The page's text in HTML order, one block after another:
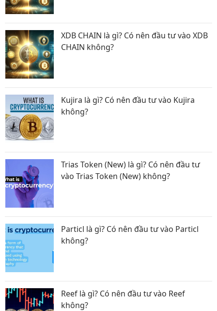
XDB CHAIN là gì? Có nên đầu tư vào XDB
CHAIN không?
Kujira là gì? Có nên đầu tư vào Kujira
không?
Trias Token (New) là gì? Có nên đầu tư
vào Trias Token (New) không?
Particl là gì? Có nên đầu tư vào Particl
không?
Reef là gì? Có nên đầu tư vào Reef
không?